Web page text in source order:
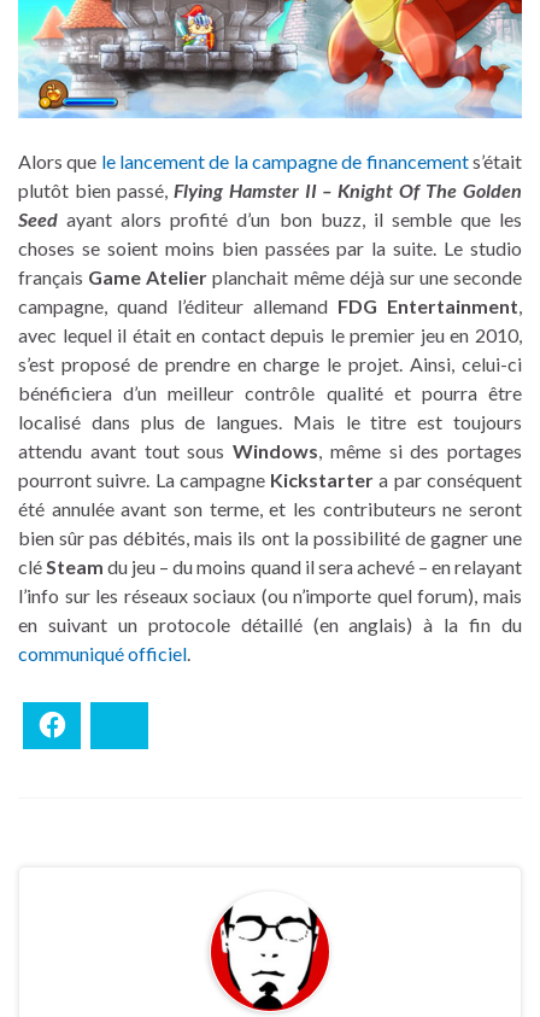
Alors que le lancement de la campagne de financements’était
plutôt bien passé, Flying Hamster II – Knight Of The Golden
Seed ayant alors profité d’un bon buzz, il semble que les
choses se soient moins bien passées par la suite. Le studio
français Game Atelier planchait même déjà sur une seconde
campagne, quand l’éditeur allemand FDG Entertainment,
avec lequel il était en contact depuis le premier jeu en 2010,
s’est proposé de prendre en charge le projet. Ainsi, celui-ci
bénéficiera d’un meilleur contrôle qualité et pourra être
localisé dans plus de langues. Mais le titre est toujours
attendu avant tout sous Windows, même si des portages
pourront suivre. La campagne Kickstarter a par conséquent
été annulée avant son terme, et les contributeurs ne seront
bien sûr pas débités, mais ils ont la possibilité de gagner une
cléSteam du jeu – du moins quand il sera achevé – en relayant
l’info sur les réseaux sociaux (ou n’importe quel forum), mais
en suivant un protocole détaillé (en anglais) à la fin du
communiqué officiel.